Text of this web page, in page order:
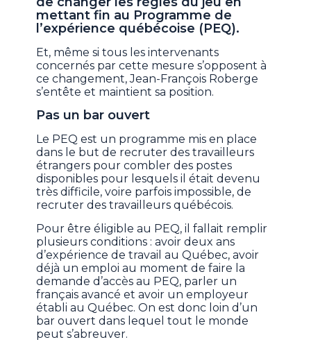
mettant fin au Programme de
l’expérience québécoise (PEQ).
Et, même si tous les intervenants
concernés par cette mesure s’opposent à
ce changement, Jean-François Roberge
s’entête et maintient sa position.
Pas un bar ouvert
Le PEQ est un programme mis en place
dans le but de recruter des travailleurs
étrangers pour combler des postes
disponibles pour lesquels il était devenu
très difficile, voire parfois impossible, de
recruter des travailleurs québécois.
Pour être éligible au PEQ, il fallait remplir
plusieurs conditions : avoir deux ans
d’expérience de travail au Québec, avoir
déjà un emploi au moment de faire la
demande d’accès au PEQ, parler un
français avancé et avoir un employeur
établi au Québec. On est donc loin d’un
bar ouvert dans lequel tout le monde
peut s’abreuver.